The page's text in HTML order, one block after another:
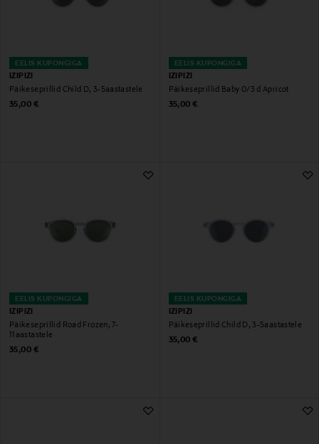
EELIS KUPONGIGA
IZIPIZI
Päikeseprillid Child D, 3-5aastastele
Original Price
35,00 €
EELIS KUPONGIGA
IZIPIZI
Päikeseprillid Baby 0/3 d Apricot
Original Price
35,00 €
EELIS KUPONGIGA
IZIPIZI
Päikeseprillid Road Frozen, 7-
11aastastele
Original Price
35,00 €
EELIS KUPONGIGA
IZIPIZI
Päikeseprillid Child D, 3-5aastastele
Original Price
35,00 €